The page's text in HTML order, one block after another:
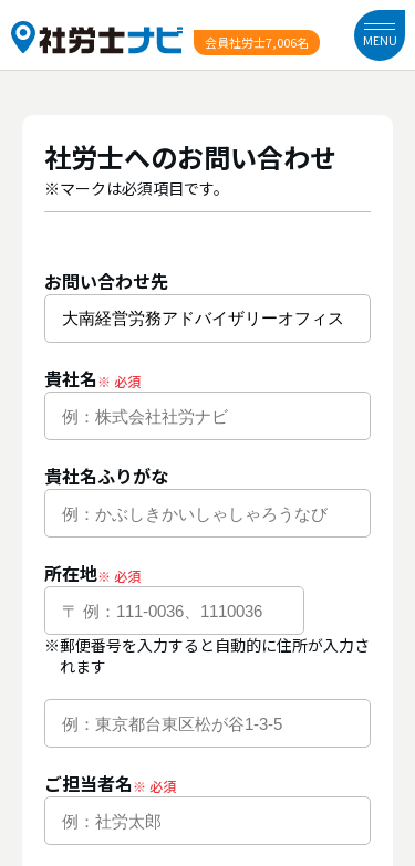
会員社労士7,006名 MENU
社労士へのお問い合わせ
※マークは必須項目です。
お問い合わせ先
貴社名
貴社名ふりがな
所在地
※郵便番号を入力すると自動的に住所が入力さ
れます
ご担当者名